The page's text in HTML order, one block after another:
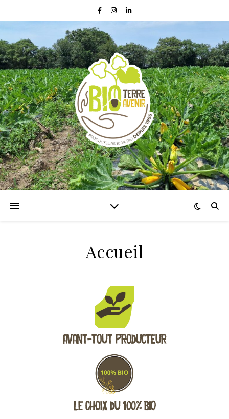
Accueil
Avant-tout Producteur
Le choix du 100% BIO